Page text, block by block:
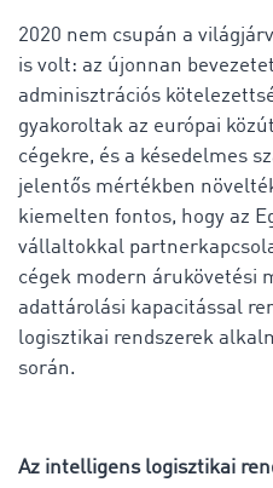
2020 nem csupán a
is volt: az újonnan
adminisztrációs
gyakoroltak az európai
cégekre, és a késedelmes
jelentős mértékben
kiemelten fontos, hogy az
vállaltokkal
cégek modern árukövetési
adattárolási kapacitással
logisztikai rendszerek
során.
Az intelligens logisztikai